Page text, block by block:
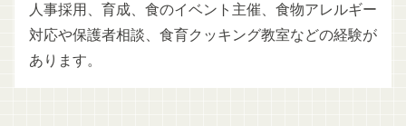
人事採用、育成、食のイベント主催、食物アレルギー
対応や保護者相談、食育クッキング教室などの経験が
あります。